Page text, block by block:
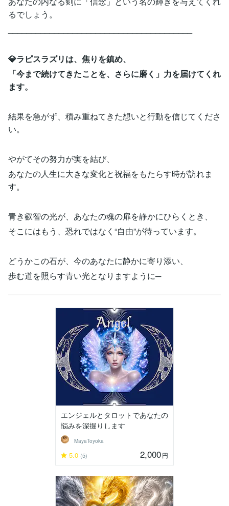
るでしょう。
💎ラピスラズリは、焦りを鎮め、
「今まで続けてきたことを、さらに磨く」力を届けてくれ
ます。
結果を急がず、積み重ねてきた想いと行動を信じてくださ
い。
やがてその努力が実を結び、
あなたの人生に大きな変化と祝福をもたらす時が訪れま
す。
青き叡智の光が、あなたの魂の扉を静かにひらくとき、
そこにはもう、恐れではなく“自由”が待っています。
どうかこの石が、今のあなたに静かに寄り添い、
歩む道を照らす青い光となりますように─
エンジェルとタロットであなたの
悩みを深掘りします
MayaToyoka
5.0 (5) 2,000円